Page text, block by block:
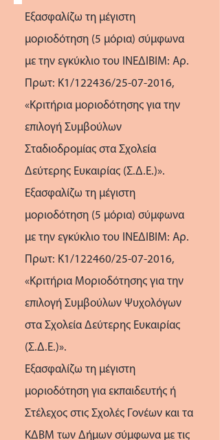
Εξασφαλίζω τη μέγιστη
μοριοδότηση (5 μόρια) σύμφωνα
με την εγκύκλιο του ΙΝΕΔΙΒΙΜ: Αρ.
Πρωτ: K1/122436/25-07-2016,
«Κριτήρια μοριοδότησης για την
επιλογή Συμβούλων
Σταδιοδρομίας στα Σχολεία
Δεύτερης Ευκαιρίας (Σ.Δ.Ε.)».
Εξασφαλίζω τη μέγιστη
μοριοδότηση (5 μόρια) σύμφωνα
με την εγκύκλιο του ΙΝΕΔΙΒΙΜ: Αρ.
Πρωτ: K1/122460/25-07-2016,
«Κριτήρια Μοριοδότησης για την
επιλογή Συμβούλων Ψυχολόγων
στα Σχολεία Δεύτερης Ευκαιρίας
(Σ.Δ.Ε.)».
Εξασφαλίζω τη μέγιστη
μοριοδότηση για εκπαιδευτής ή
Στέλεχος στις Σχολές Γονέων και τα
ΚΔΒΜ των Δήμων σύμφωνα με τις